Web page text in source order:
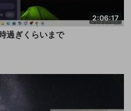
2:06:17
過ぎくらいまで